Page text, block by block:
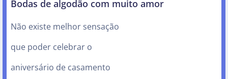
Bodas de algodão com muito amor
Não existe melhor sensação
que poder celebrar o
aniversário de casamento